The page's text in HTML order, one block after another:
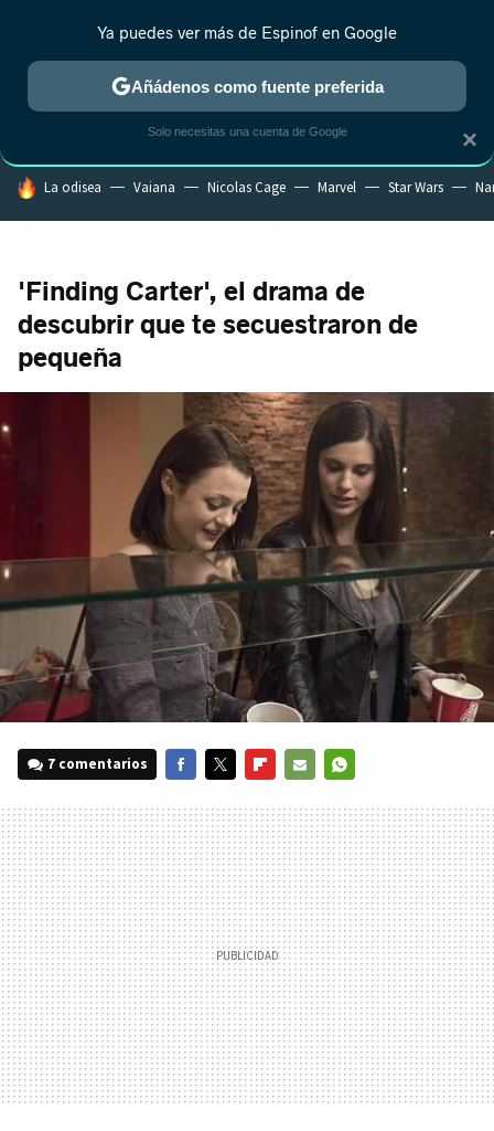
ESTRENOS REALITY ANIME RANKINGS CINE
HOY SE HABLA DE
La odisea Vaiana Nicolas Cage Marvel Star Wars
'Finding Carter', el drama de
descubrir que te secuestraron de
pequeña
7 comentarios
MAIL
×
Ya puedes ver más de Espinof en Google
Añádenos como fuente preferida
Solo necesitas una cuenta de Google